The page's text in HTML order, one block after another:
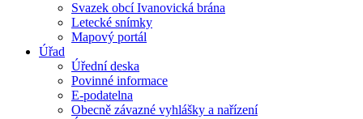
Svazek obcí Ivanovická brána
Letecké snímky
Mapový portál
Úřad
Úřední deska
Povinné informace
E-podatelna
Obecně závazné vyhlášky a nařízení